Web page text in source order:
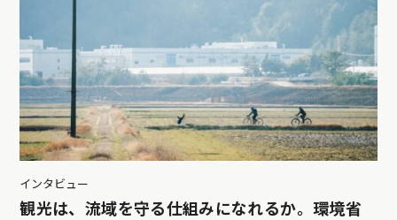
インタビュー
観光は、流域を守る仕組みになれるか。環境省